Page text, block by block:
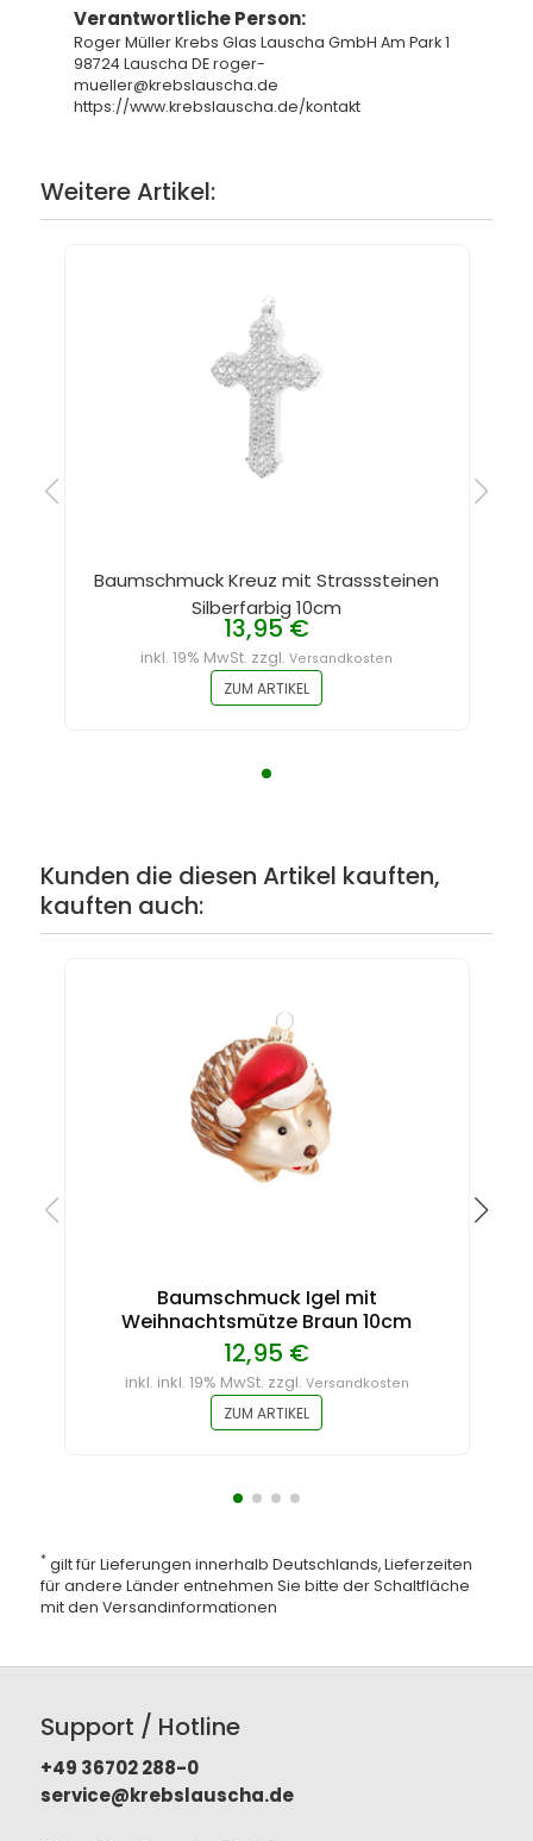
Verantwortliche Person:
Roger Müller Krebs Glas Lauscha GmbH Am Park 1
98724 Lauscha DE roger-
mueller@krebslauscha.de
https://www.krebslauscha.de/kontakt
Weitere Artikel:
Baumschmuck Kreuz mit Strasssteinen
Silberfarbig 10cm
13,95 €
inkl. 19% MwSt. zzgl.Versandkosten
ZUM ARTIKEL
Kunden die diesen Artikel kauften,
kauften auch:
Baumschmuck Igel mit
Weihnachtsmütze Braun 10cm
12,95 €
inkl. inkl. 19% MwSt. zzgl. Versandkosten
ZUM ARTIKEL
*gilt für Lieferungen innerhalb Deutschlands, Lieferzeiten
für andere Länder entnehmen Sie bitte der Schaltfläche
mit den Versandinformationen
Support / Hotline
+49 36702 288-0
service@krebslauscha.de